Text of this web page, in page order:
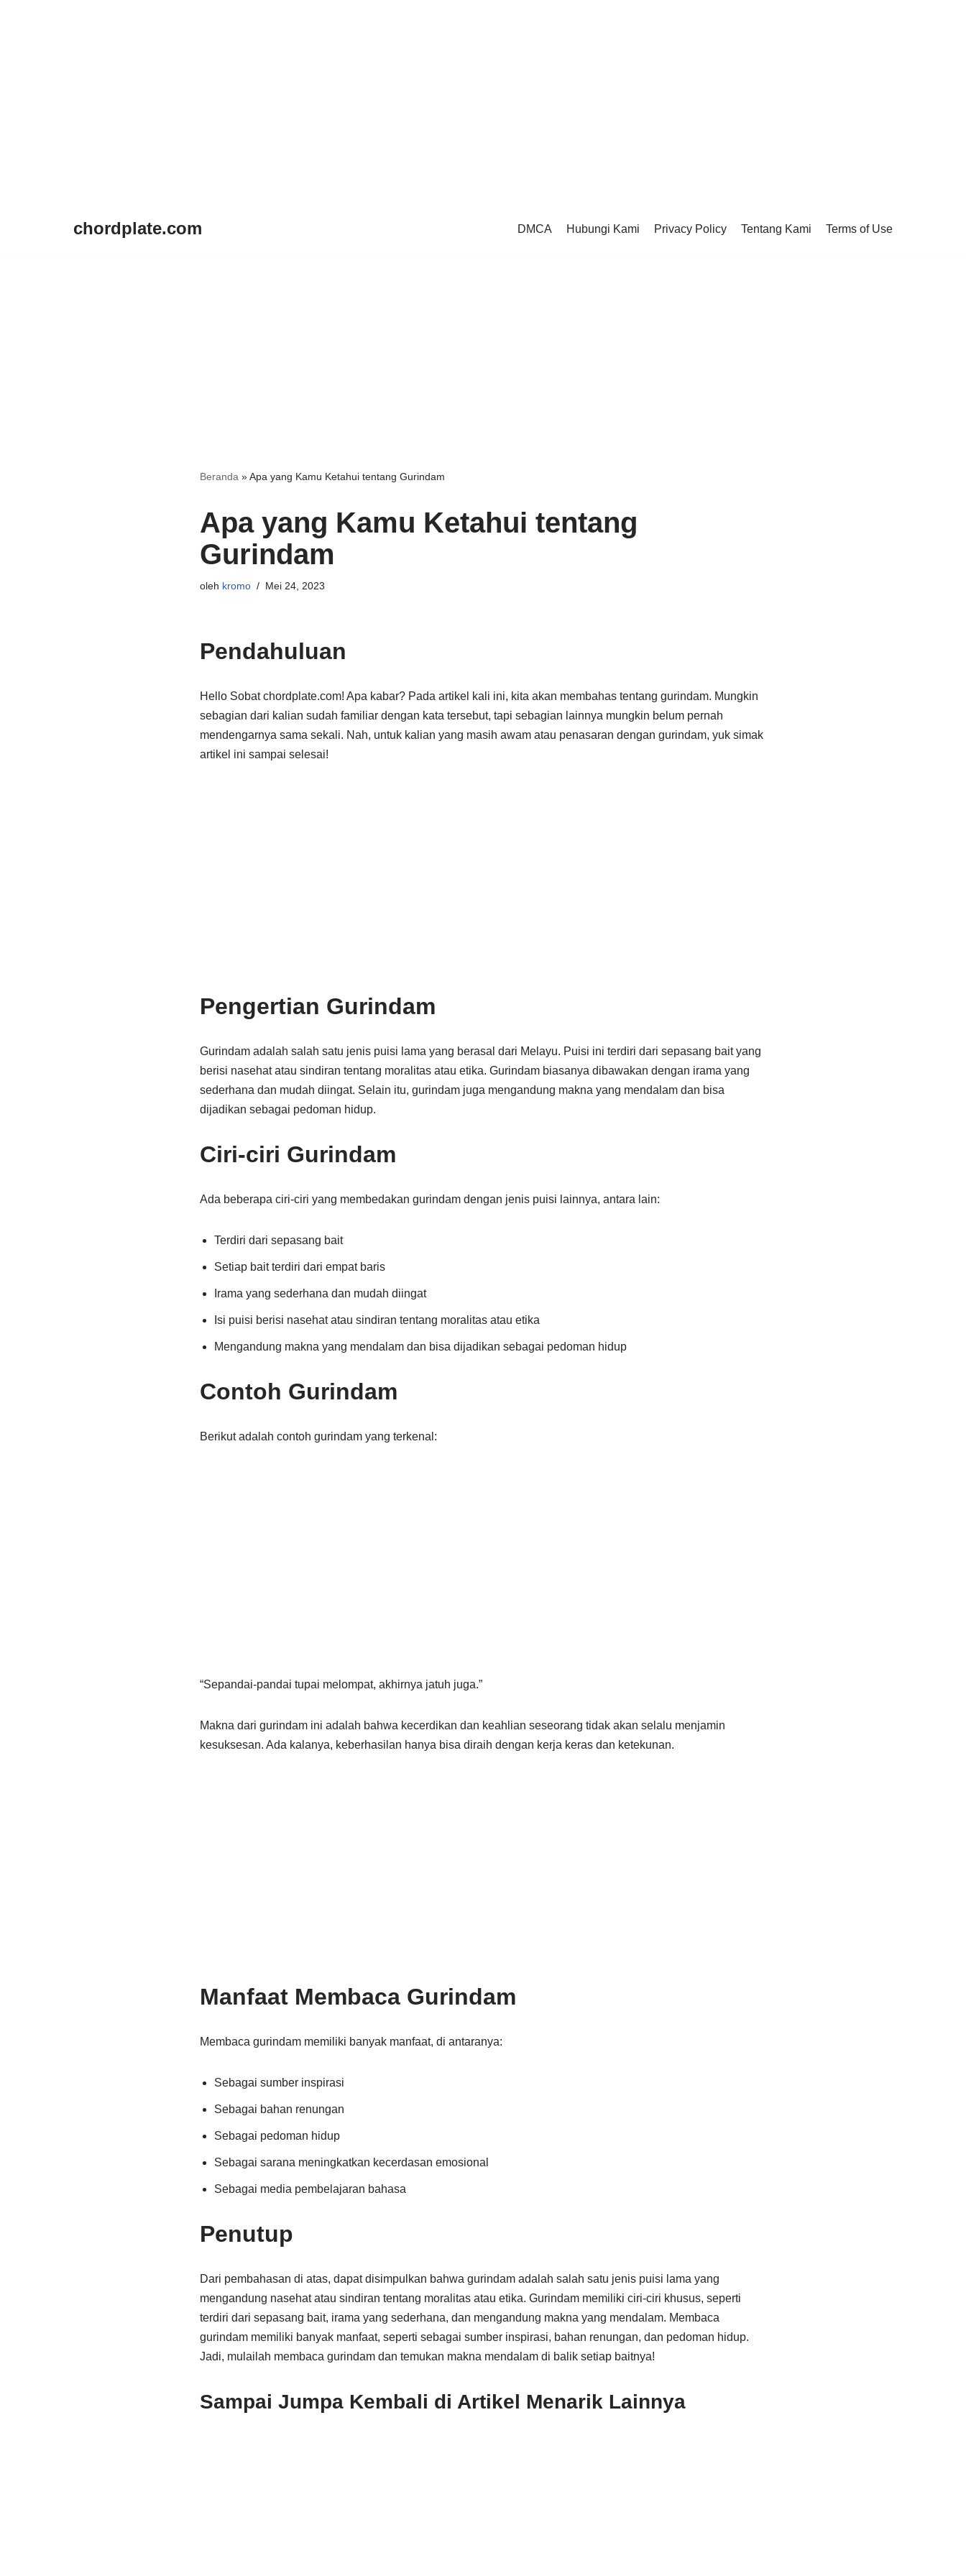
chordplate.com DMCA Hubungi Kami Privacy Policy Tentang Kami Terms of Use
Beranda »Apa yang Kamu Ketahui tentang Gurindam
Apa yang Kamu Ketahui tentang
Gurindam
oleh kromo Mei 24, 2023
Pendahuluan
Hello Sobat chordplate.com! Apa kabar? Pada artikel kali ini, kita akan membahas tentang gurindam. Mungkin
sebagian dari kalian sudah familiar dengan kata tersebut, tapi sebagian lainnya mungkin belum pernah
mendengarnya sama sekali. Nah, untuk kalian yang masih awam atau penasaran dengan gurindam, yuk simak
artikel ini sampai selesai!
Pengertian Gurindam
Gurindam adalah salah satu jenis puisi lama yang berasal dari Melayu. Puisi ini terdiri dari sepasang bait yang
berisi nasehat atau sindiran tentang moralitas atau etika. Gurindam biasanya dibawakan dengan irama yang
sederhana dan mudah diingat. Selain itu, gurindam juga mengandung makna yang mendalam dan bisa
dijadikan sebagai pedoman hidup.
Ciri-ciri Gurindam
Ada beberapa ciri-ciri yang membedakan gurindam dengan jenis puisi lainnya, antara lain:
Terdiri dari sepasang bait
Setiap bait terdiri dari empat baris
Irama yang sederhana dan mudah diingat
Isi puisi berisi nasehat atau sindiran tentang moralitas atau etika
Mengandung makna yang mendalam dan bisa dijadikan sebagai pedoman hidup
Contoh Gurindam
Berikut adalah contoh gurindam yang terkenal:
“Sepandai-pandai tupai melompat, akhirnya jatuh juga.”
Makna dari gurindam ini adalah bahwa kecerdikan dan keahlian seseorang tidak akan selalu menjamin
kesuksesan. Ada kalanya, keberhasilan hanya bisa diraih dengan kerja keras dan ketekunan.
Manfaat Membaca Gurindam
Membaca gurindam memiliki banyak manfaat, di antaranya:
Sebagai sumber inspirasi
Sebagai bahan renungan
Sebagai pedoman hidup
Sebagai sarana meningkatkan kecerdasan emosional
Sebagai media pembelajaran bahasa
Penutup
Dari pembahasan di atas, dapat disimpulkan bahwa gurindam adalah salah satu jenis puisi lama yang
mengandung nasehat atau sindiran tentang moralitas atau etika. Gurindam memiliki ciri-ciri khusus, seperti
terdiri dari sepasang bait, irama yang sederhana, dan mengandung makna yang mendalam. Membaca
gurindam memiliki banyak manfaat, seperti sebagai sumber inspirasi, bahan renungan, dan pedoman hidup.
Jadi, mulailah membaca gurindam dan temukan makna mendalam di balik setiap baitnya!
Sampai Jumpa Kembali di Artikel Menarik Lainnya